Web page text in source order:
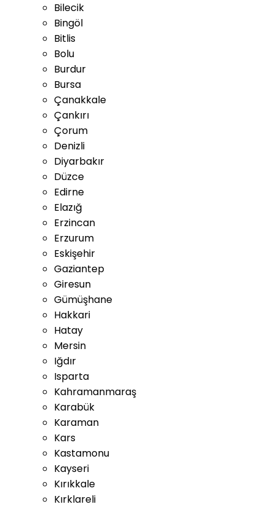
Bilecik
Bingöl
Bitlis
Bolu
Burdur
Bursa
Çanakkale
Çankırı
Çorum
Denizli
Diyarbakır
Düzce
Edirne
Elazığ
Erzincan
Erzurum
Eskişehir
Gaziantep
Giresun
Gümüşhane
Hakkari
Hatay
Mersin
Iğdır
Isparta
Kahramanmaraş
Karabük
Karaman
Kars
Kastamonu
Kayseri
Kırıkkale
Kırklareli